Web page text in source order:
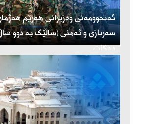
ئەنجوومەنی وەزیرانی هەرێم
سەربازی و ئەمنی (ساڵێک بە دوو
دەکات